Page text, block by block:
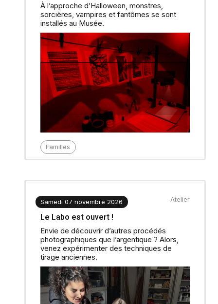
À l’approche d’Halloween, monstres,
sorcières, vampires et fantômes se sont
installés au Musée.
Familles
Samedi 07 novembre 2026
Le Labo est ouvert !
Envie de découvrir d’autres procédés
photographiques que l’argentique ? Alors,
venez expérimenter des techniques de
tirage anciennes.
Atelier